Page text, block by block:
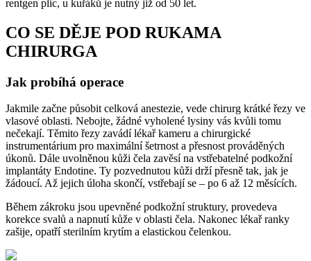
rentgen plic, u kuřáků je nutný již od 50 let.
CO SE DĚJE POD RUKAMA
CHIRURGA
Jak probíhá operace
Jakmile začne působit celková anestezie, vede chirurg krátké řezy ve
vlasové oblasti. Nebojte, žádné vyholené lysiny vás kvůli tomu
nečekají. Těmito řezy zavádí lékař kameru a chirurgické
instrumentárium pro maximální šetrnost a přesnost prováděných
úkonů. Dále uvolněnou kůži čela zavěsí na vstřebatelné podkožní
implantáty Endotine. Ty pozvednutou kůži drží přesně tak, jak je
žádoucí. Až jejich úloha skončí, vstřebají se – po 6 až 12 měsících.
Během zákroku jsou upevněné podkožní struktury, provedeva
korekce svalů a napnutí kůže v oblasti čela. Nakonec lékař ranky
zašije, opatří sterilním krytím a elastickou čelenkou.